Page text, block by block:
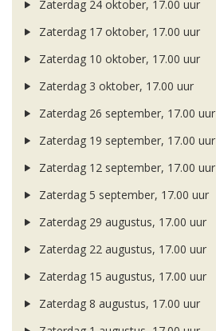
Zaterdag 24 oktober, 17.00 uur
Zaterdag 17 oktober, 17.00 uur
Zaterdag 10 oktober, 17.00 uur
Zaterdag 3 oktober, 17.00 uur
Zaterdag 26 september, 17.00 uur
Zaterdag 19 september, 17.00 uur
Zaterdag 12 september, 17.00 uur
Zaterdag 5 september, 17.00 uur
Zaterdag 29 augustus, 17.00 uur
Zaterdag 22 augustus, 17.00 uur
Zaterdag 15 augustus, 17.00 uur
Zaterdag 8 augustus, 17.00 uur